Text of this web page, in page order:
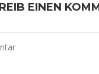
EINEN